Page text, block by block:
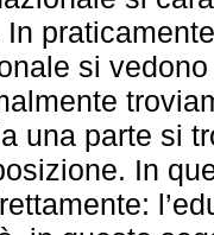
si
una parte si
In